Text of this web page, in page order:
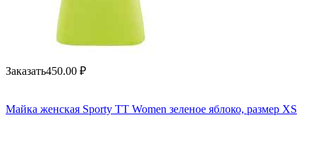
Заказать450.00 ₽
Майка женская Sporty TT Women зеленое яблоко, размер XS